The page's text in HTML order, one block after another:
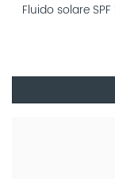
Fluido solare